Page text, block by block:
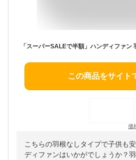
この商品をサイト
価
こちらの羽根なしタイプで子供も
ディファンはいかがでしょうか？